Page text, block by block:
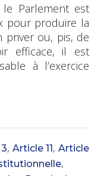
Parlement est
pour produire la
priver ou, pis, de
efficace, il est
à l’exercice
, Article 11, Article
,